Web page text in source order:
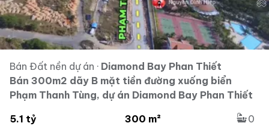
Bán Đất nền dự án · Diamond Bay Phan Thiết
Bán 300m2 dãy B mặt tiền đường xuống biển
Phạm Thanh Tùng, dự án Diamond Bay Phan Thiết
5.1 tỷ
300 m²
0